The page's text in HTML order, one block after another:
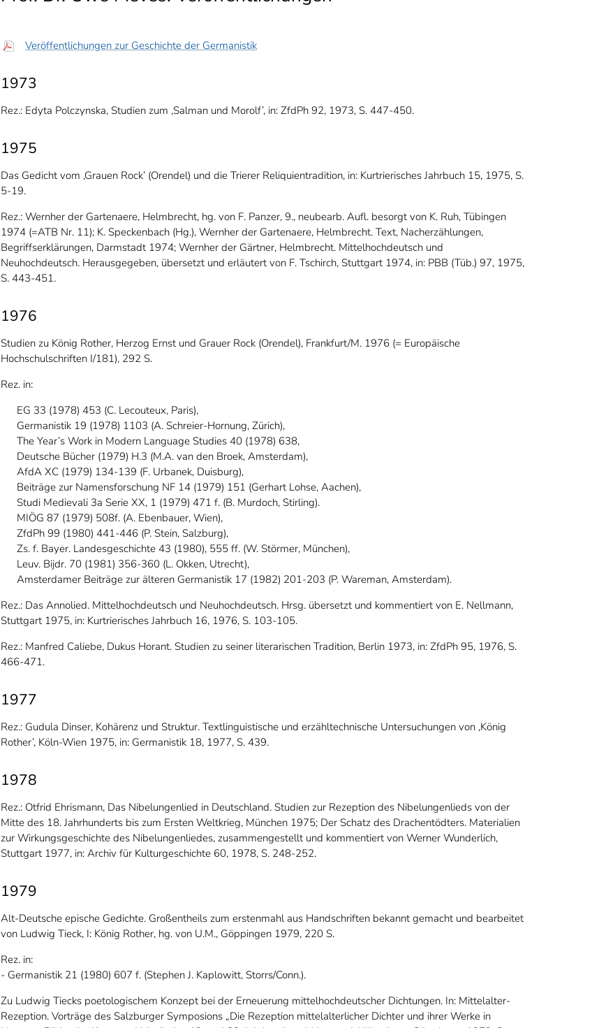
Veröffentlichungen zur Geschichte der Germanistik
1973
Rez.: Edyta Polczynska, Studien zum ‚Salman und Morolf’, in: ZfdPh 92, 1973, S. 447-450.
1975
Das Gedicht vom ‚Grauen Rock’ (Orendel) und die Trierer Reliquientradition, in: Kurtrierisches Jahrbuch 15, 1975, S.
5-19.
Rez.: Wernher der Gartenaere, Helmbrecht, hg. von F. Panzer, 9., neubearb. Aufl. besorgt von K. Ruh, Tübingen
1974 (=ATB Nr. 11); K. Speckenbach (Hg.), Wernher der Gartenaere, Helmbrecht. Text, Nacherzählungen,
Begriffserklärungen, Darmstadt 1974; Wernher der Gärtner, Helmbrecht. Mittelhochdeutsch und
Neuhochdeutsch. Herausgegeben, übersetzt und erläutert von F. Tschirch, Stuttgart 1974, in: PBB (Tüb.) 97, 1975,
S. 443-451.
1976
Studien zu König Rother, Herzog Ernst und Grauer Rock (Orendel), Frankfurt/M. 1976 (= Europäische
Hochschulschriften I/181), 292 S.
Rez. in:
EG 33 (1978) 453 (C. Lecouteux, Paris),
Germanistik 19 (1978) 1103 (A. Schreier-Hornung, Zürich),
The Year’s Work in Modern Language Studies 40 (1978) 638,
Deutsche Bücher (1979) H.3 (M.A. van den Broek, Amsterdam),
AfdA XC (1979) 134-139 (F. Urbanek, Duisburg),
Beiträge zur Namensforschung NF 14 (1979) 151 (Gerhart Lohse, Aachen),
Studi Medievali 3a Serie XX, 1 (1979) 471 f. (B. Murdoch, Stirling).
MIÖG 87 (1979) 508f. (A. Ebenbauer, Wien),
ZfdPh 99 (1980) 441-446 (P. Stein, Salzburg),
Zs. f. Bayer. Landesgeschichte 43 (1980), 555 ff. (W. Störmer, München),
Leuv. Bijdr. 70 (1981) 356-360 (L. Okken, Utrecht),
Amsterdamer Beiträge zur älteren Germanistik 17 (1982) 201-203 (P. Wareman, Amsterdam).
Rez.: Das Annolied. Mittelhochdeutsch und Neuhochdeutsch. Hrsg. übersetzt und kommentiert von E. Nellmann,
Stuttgart 1975, in: Kurtrierisches Jahrbuch 16, 1976, S. 103-105.
Rez.: Manfred Caliebe, Dukus Horant. Studien zu seiner literarischen Tradition, Berlin 1973, in: ZfdPh 95, 1976, S.
466-471.
1977
Rez.: Gudula Dinser, Kohärenz und Struktur. Textlinguistische und erzähltechnische Untersuchungen von ‚König
Rother’, Köln-Wien 1975, in: Germanistik 18, 1977, S. 439.
1978
Rez.: Otfrid Ehrismann, Das Nibelungenlied in Deutschland. Studien zur Rezeption des Nibelungenlieds von der
Mitte des 18. Jahrhunderts bis zum Ersten Weltkrieg, München 1975; Der Schatz des Drachentödters. Materialien
zur Wirkungsgeschichte des Nibelungenliedes, zusammengestellt und kommentiert von Werner Wunderlich,
Stuttgart 1977, in: Archiv für Kulturgeschichte 60, 1978, S. 248-252.
1979
Alt-Deutsche epische Gedichte. Großentheils zum erstenmahl aus Handschriften bekannt gemacht und bearbeitet
von Ludwig Tieck, I: König Rother, hg. von U.M., Göppingen 1979, 220 S.
Rez. in:
- Germanistik 21 (1980) 607 f. (Stephen J. Kaplowitt, Storrs/Conn.).
Zu Ludwig Tiecks poetologischem Konzept bei der Erneuerung mittelhochdeutscher Dichtungen. In: Mittelalter-
Rezeption. Vorträge des Salzburger Symposions „Die Rezeption mittelalterlicher Dichter und ihrer Werke in